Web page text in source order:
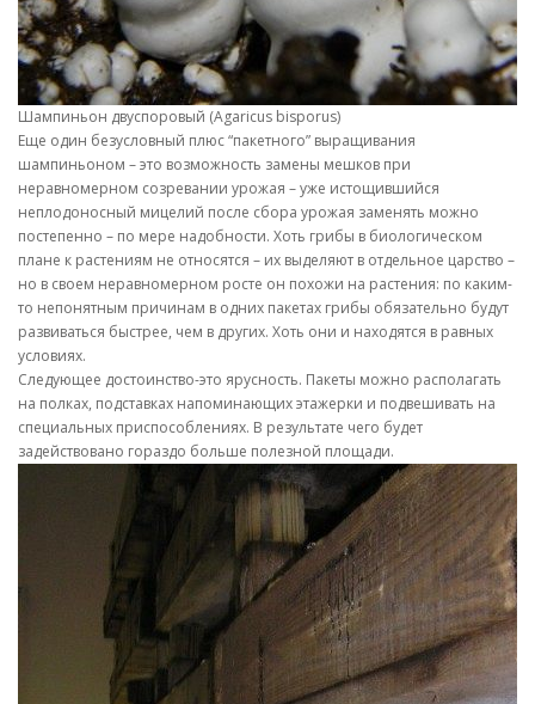
Шампиньон двуспоровый (Agaricus bisporus)
Еще один безусловный плюс “пакетного” выращивания
шампиньоном – это возможность замены мешков при
неравномерном созревании урожая – уже истощившийся
неплодоносный мицелий после сбора урожая заменять можно
постепенно – по мере надобности. Хоть грибы в биологическом
плане к растениям не относятся – их выделяют в отдельное царство –
но в своем неравномерном росте он похожи на растения: по каким-
то непонятным причинам в одних пакетах грибы обязательно будут
развиваться быстрее, чем в других. Хоть они и находятся в равных
условиях.
Следующее достоинство-это ярусность. Пакеты можно располагать
на полках, подставках напоминающих этажерки и подвешивать на
специальных приспособлениях. В результате чего будет
задействовано гораздо больше полезной площади.